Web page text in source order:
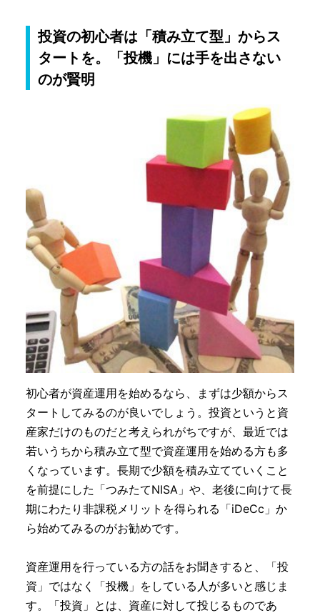
投資の初心者は「積み立て型」からス
タートを。「投機」には手を出さない
のが賢明
初心者が資産運用を始めるなら、まずは少額からス
タートしてみるのが良いでしょう。投資というと資
産家だけのものだと考えられがちですが、最近では
若いうちから積み立て型で資産運用を始める方も多
くなっています。長期で少額を積み立てていくこと
を前提にした「つみたてNISA」や、老後に向けて長
期にわたり非課税メリットを得られる「iDeCc」か
ら始めてみるのがお勧めです。
資産運用を行っている方の話をお聞きすると、「投
資」ではなく「投機」をしている人が多いと感じま
す。「投資」とは、資産に対して投じるものであ